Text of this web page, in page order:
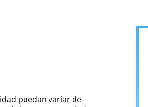
puedan variar de